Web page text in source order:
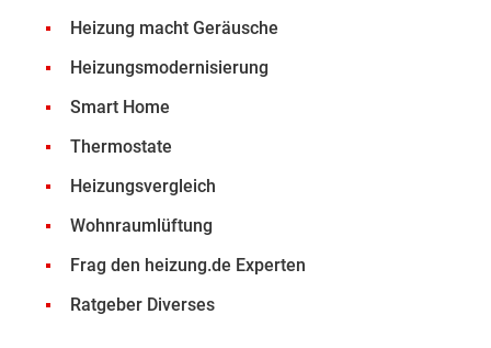
Heizung macht Geräusche
Heizungsmodernisierung
Smart Home
Thermostate
Heizungsvergleich
Wohnraumlüftung
Frag den heizung.de Experten
Ratgeber Diverses